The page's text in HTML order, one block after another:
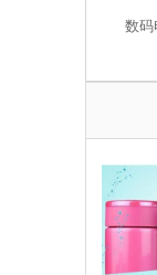
数码